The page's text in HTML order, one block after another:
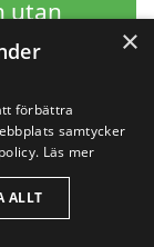
utan
×
förbättra
samtycker
Läs mer
ALLT